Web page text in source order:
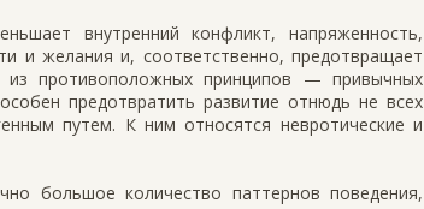
внутренний конфликт, напряженность,
и желания и, соответственно, предотвращает
из противоположных принципов — привычных
предотвратить развитие отнюдь не всех
путем. К ним относятся невротические и
большое количество паттернов поведения,